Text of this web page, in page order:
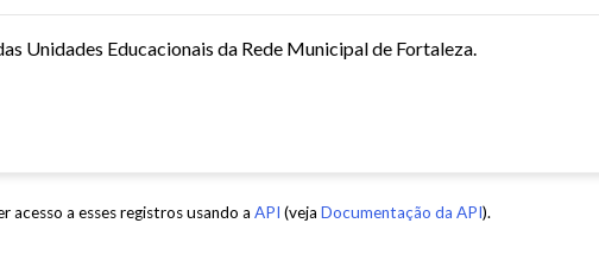
Unidades Educacionais da Rede Municipal de Fortaleza.
acesso a esses registros usando a API (veja Documentação da API).